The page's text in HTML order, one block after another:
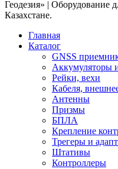
Геодезия» | Оборудование
Казахстане.
Главная
Каталог
GNSS
Аккумуляторы
Рейки, вехи
Кабеля,
Антенны
Призмы
БПЛА
Крепление
Трегеры и
Штативы
Контроллеры